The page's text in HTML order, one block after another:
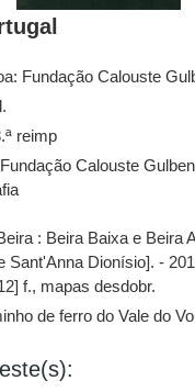
Fundação Calouste
reimp
Calouste
: Beira Baixa e Beira
Sant'Anna Dionísio]. -
f., mapas desdobr.
de ferro do Vale do